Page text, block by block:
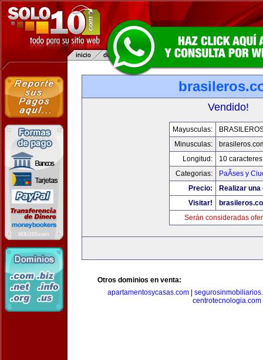
Vendido!
Mayusculas:
Minusculas:
Longitud:
10 caracteres
Categorias:
PaÃ­ses y
Precio:
Realizar
Visitar!
Serán consideradas
Otros dominios en venta:
apartamentosycasas.com|
centrotecnologia.com